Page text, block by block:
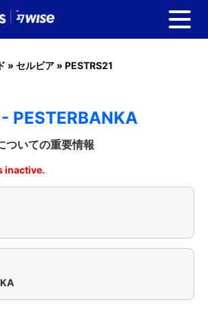
» セルビア » PESTRS21
PESTERBANKA
ついての重要情報
inactive.